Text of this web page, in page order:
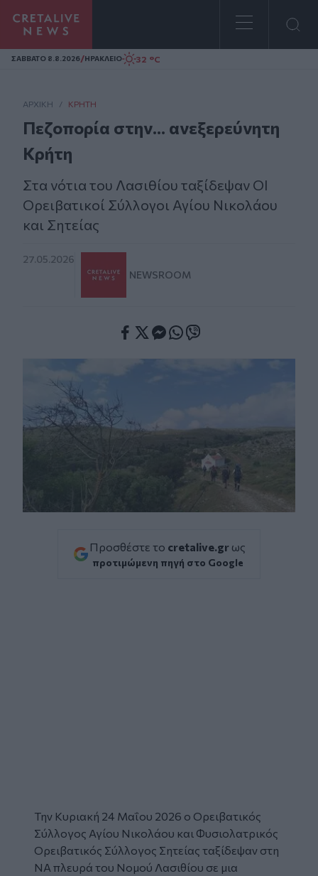
Homepage
ΣAΒΒΑΤΟ 8.8.2026/ΗΡΑΚΛΕΙΟ 32 °C
ΑΡΧΙΚΗ / ΚΡΉΤΗ
Πεζοπορία στην... ανεξερεύνητη
Κρήτη
Στα νότια του Λασιθίου ταξίδεψαν ΟΙ
Ορειβατικοί Σύλλογοι Αγίου Νικολάου
και Σητείας
27.05.2026
NEWSROOM
Προσθέστε το cretalive.gr ως
προτιμώμενη πηγή στο Google
Την Κυριακή 24 Μαΐου 2026 ο Ορειβατικός
Σύλλογος Αγίου Νικολάου και Φυσιολατρικός
Ορειβατικός Σύλλογος Σητείας ταξίδεψαν στη
ΝΑ πλευρά του Νομού Λασιθίου σε μια